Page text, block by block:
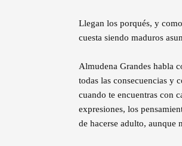
Llegan los porqués, y
cuesta siendo maduros
Almudena Grandes habla
todas las consecuencias y
cuando te encuentras con
expresiones, los
de hacerse adulto, aunque